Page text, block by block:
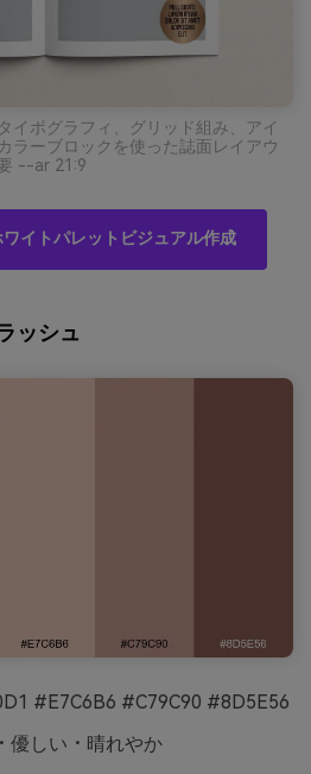
イポグラフィ、グリッド組み、アイ
ラーブロックを使った誌面レイアウ
--ar 21:9
イトパレットビジュアル作成
ッシュ
#E7C6B6 #C79C90 #8D5E56
優しい・晴れやか